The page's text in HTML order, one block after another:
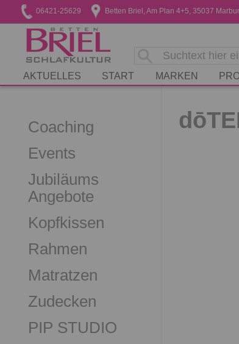
06421-25629 Betten Briel, Am Plan 4+5, 35037
AKTUELLES START MARKEN
Coaching
Events
Jubiläums
Angebote
Kopfkissen
Rahmen
Matratzen
Zudecken
PIP STUDIO